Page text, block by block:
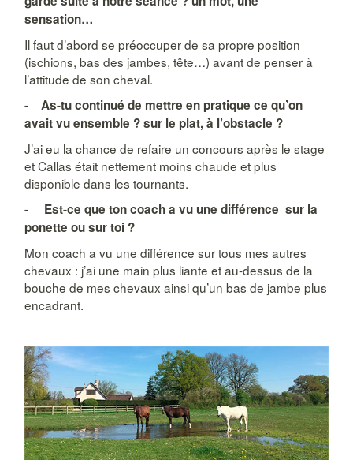
sensation…
Il faut d’abord se préoccuper de sa propre position
(ischions, bas des jambes, tête…) avant de penser à
l’attitude de son cheval.
- As-tu continué de mettre en pratique ce qu’on
avait vu ensemble ? sur le plat, à l’obstacle ?
J’ai eu la chance de refaire un concours après le stage
et Callas était nettement moins chaude et plus
disponible dans les tournants.
- Est-ce que ton coach a vu une différence sur la
ponette ou sur toi ?
Mon coach a vu une différence sur tous mes autres
chevaux : j’ai une main plus liante et au-dessus de la
bouche de mes chevaux ainsi qu’un bas de jambe plus
encadrant.